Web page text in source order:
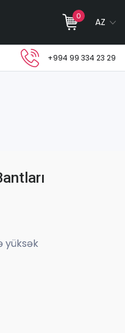
0
AZ
+994 99 334 23 29
yüksək